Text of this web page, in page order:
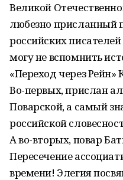
Великой
любезно присланный
российских
могу не вспомнить
«Переход через
Во-первых, прислан
Поварской, а самый
российской
А во-вторых, повар
Пересечение
времени! Элегия